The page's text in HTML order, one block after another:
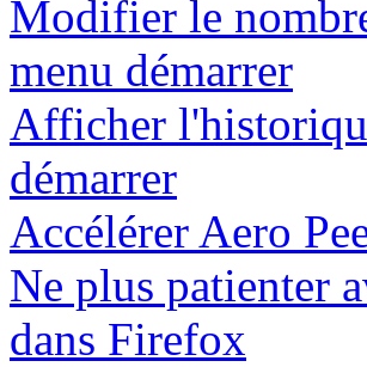
Modifier le
menu démarrer
Afficher
démarrer
Accélérer Aero
Ne plus patienter
dans Firefox